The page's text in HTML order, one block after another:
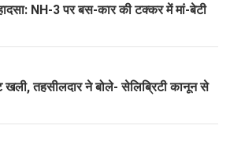
NH-3 पर बस-कार की टक्कर में मां-बेटी
खली, तहसीलदार ने बोले- सेलिब्रिटी कानून से